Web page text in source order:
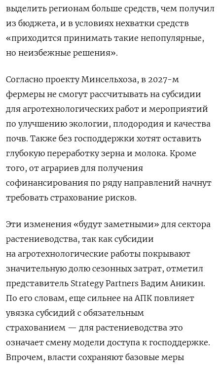
выделить регионам больше средств, чем получил
из бюджета, и в условиях нехватки средств
«приходится принимать такие непопулярные,
но неизбежные решения».
Согласно проекту Минсельхоза, в 2027-м
фермеры не смогут рассчитывать на субсидии
для агротехнологических работ и мероприятий
по улучшению экологии, плодородия и качества
почв. Также без господдержки хотят оставить
глубокую переработку зерна и молока. Кроме
того, от аграриев для получения
софинансирования по ряду направлений начнут
требовать страхование рисков.
Эти изменения «будут заметными» для сектора
растениеводства, так как субсидии
на агротехнологические работы покрывают
значительную долю сезонных затрат, отметил
представитель Strategy Partners Вадим Аникин.
По его словам, еще сильнее на АПК повлияет
увязка субсидий с обязательным
страхованием — для растениеводства это
означает смену модели доступа к господдержке.
Впрочем, власти сохраняют базовые меры